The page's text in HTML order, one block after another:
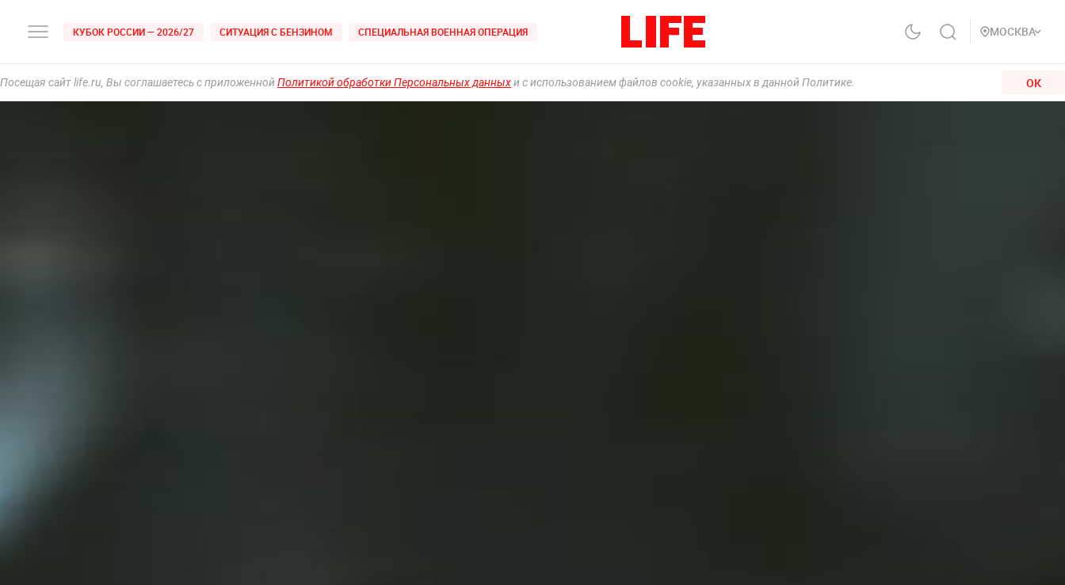
КУБОК РОССИИ — 2026/27 СИТУАЦИЯ С БЕНЗИНОМ СПЕЦИАЛЬНАЯ ВОЕННАЯ ОПЕРАЦИЯ МОСКВА
Посещая сайт life.ru, Вы соглашаетесь с приложеннойПолитикой обработки Персональных данныхи с использованием файлов cookie, указанных в данной Политике. ОК